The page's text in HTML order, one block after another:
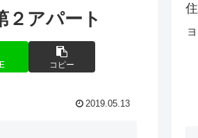
２アパート
コピー
2019.05.13